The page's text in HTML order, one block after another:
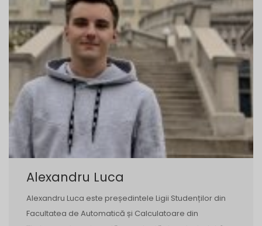
Alexandru Luca
Alexandru Luca este președintele Ligii Studenților din
Facultatea de Automatică și Calculatoare din